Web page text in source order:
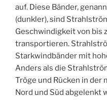
auf. Diese Bänder,
(dunkler), sind
Geschwindigkeit von bis
transportieren.
Starkwindbänder mit
Anders als die
Tröge und Rücken in
Nord und Süd abgelenkt